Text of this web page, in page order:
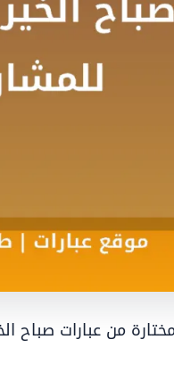
من عبارات صباح